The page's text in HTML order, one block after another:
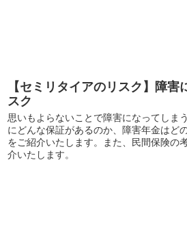
【セミリタイアのリスク】障害
スク
思いもよらないことで障害になってしま
にどんな保証があるのか、障害年金はど
をご紹介いたします。また、民間保険の
介いたします。